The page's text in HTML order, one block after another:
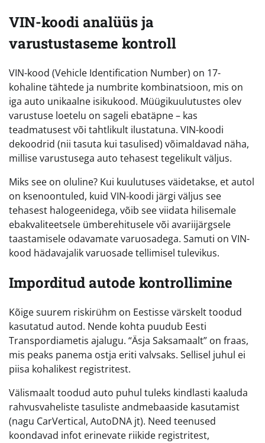
VIN-koodi analüüs ja
varustustaseme kontroll
VIN-kood (Vehicle Identification Number) on 17-
kohaline tähtede ja numbrite kombinatsioon, mis on
iga auto unikaalne isikukood. Müügikuulutustes olev
varustuse loetelu on sageli ebatäpne – kas
teadmatusest või tahtlikult ilustatuna. VIN-koodi
dekoodrid (nii tasuta kui tasulised) võimaldavad näha,
millise varustusega auto tehasest tegelikult väljus.
Miks see on oluline? Kui kuulutuses väidetakse, et autol
on ksenoontuled, kuid VIN-koodi järgi väljus see
tehasest halogeenidega, võib see viidata hilisemale
ebakvaliteetsele ümberehitusele või avariijärgsele
taastamisele odavamate varuosadega. Samuti on VIN-
kood hädavajalik varuosade tellimisel tulevikus.
Imporditud autode kontrollimine
Kõige suurem riskirühm on Eestisse värskelt toodud
kasutatud autod. Nende kohta puudub Eesti
Transpordiametis ajalugu. “Äsja Saksamaalt” on fraas,
mis peaks panema ostja eriti valvsaks. Sellisel juhul ei
piisa kohalikest registritest.
Välismaalt toodud auto puhul tuleks kindlasti kaaluda
rahvusvaheliste tasuliste andmebaaside kasutamist
(nagu CarVertical, AutoDNA jt). Need teenused
koondavad infot erinevate riikide registritest,